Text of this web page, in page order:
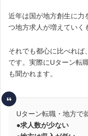
近年は国が地方創生に力
つ地方求人が増えていく
それでも都心に比べれば
です。実際にUターン転
も聞かれます。
Uターン転職・地方で
●求人数が少ない